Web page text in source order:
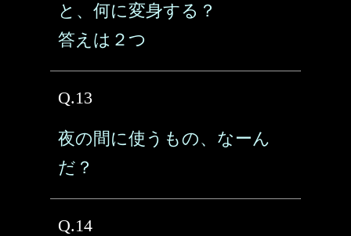
と、何に変身する？
答えは２つ
Q.13
夜の間に使うもの、なーん
だ？
Q.14